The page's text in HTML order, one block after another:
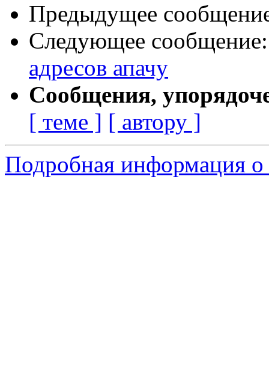
Предыдущее
Следующее
адресов апачу
Сообщения,
[ теме ] [ автору ]
Подробная информация